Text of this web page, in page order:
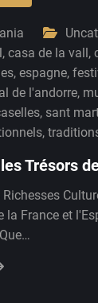
, casa de la vall,
, espagne,
de l'andorre,
, sant
,
Trésors
Richesses
la France et